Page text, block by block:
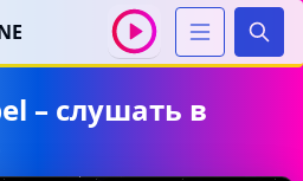
– слушать в